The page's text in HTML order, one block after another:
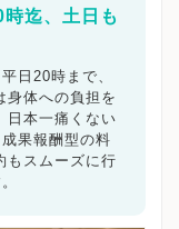
迄、土日も
日20時まで、
身体への負担を
日本一痛くない
果報酬型の料
もスムーズに行